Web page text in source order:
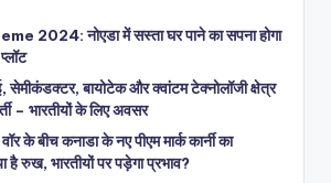
2024: नोएडा में सस्ता घर पाने का सपना होगा
सेमीकंडक्टर, बायोटेक और क्वांटम टेक्नोलॉजी क्षेत्र
– भारतीयों के लिए अवसर
के बीच कनाडा के नए पीएम मार्क कार्नी का
है रुख, भारतीयों पर पड़ेगा प्रभाव?